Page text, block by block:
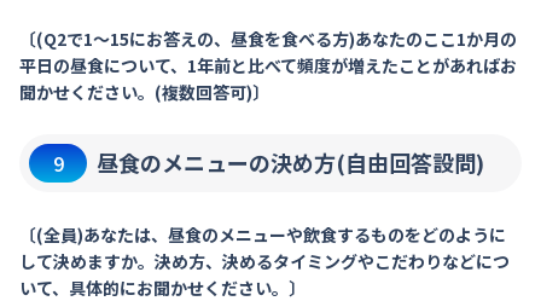
〔(Q2で1～15にお答えの、昼食を食べる方)あなたのここ1か月の
平日の昼食について、1年前と比べて頻度が増えたことがあればお
聞かせください。(複数回答可)〕
9 昼食のメニューの決め方(自由回答設問)
〔(全員)あなたは、昼食のメニューや飲食するものをどのように
して決めますか。決め方、決めるタイミングやこだわりなどにつ
いて、具体的にお聞かせください。〕